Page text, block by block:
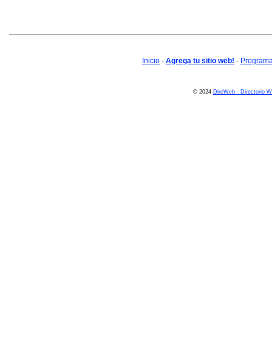
Inicio - Agrega tu sitio web! -
© 2024 DireWeb - Directorio